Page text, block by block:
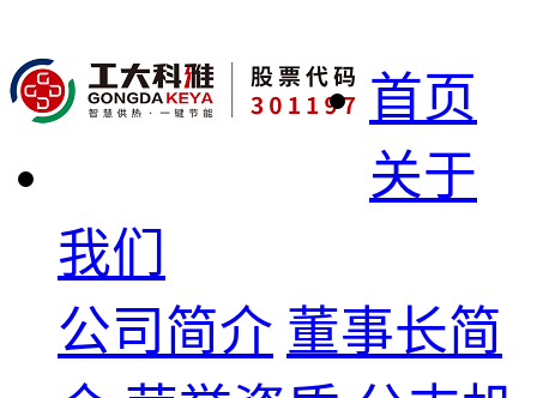
首页
关于
我们
公司简介 董事长简